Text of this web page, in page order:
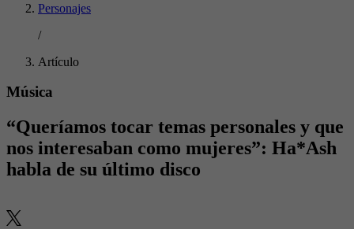
Personajes
/
Artículo
Música
“Queríamos tocar temas personales y que
nos interesaban como mujeres”: Ha*Ash
habla de su último disco